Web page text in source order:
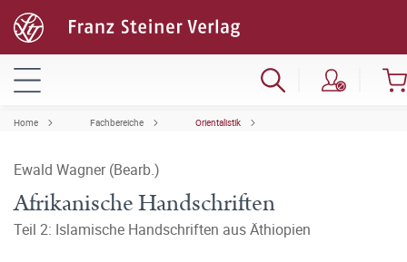
Home Fachbereiche Orientalistik
Ewald Wagner (Bearb.)
Afrikanische Handschriften
Teil 2: Islamische Handschriften aus Äthiopien